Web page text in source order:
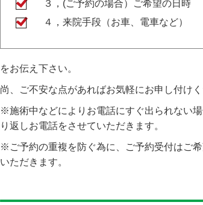
３，(ご予約の場合）ご希望の日時
４，来院手段（お車、電車など）
をお伝え下さい。
尚、ご不安な点があればお気軽にお申し付けく
※施術中などによりお電話にすぐ出られない
り返しお電話をさせていただきます。
※ご予約の重複を防ぐ為に、ご予約受付はご
いただきます。